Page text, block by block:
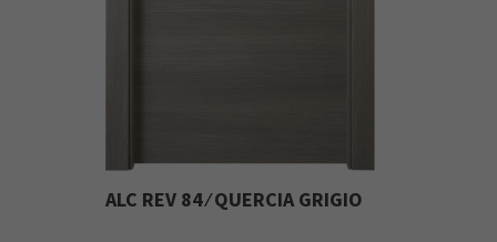
ALC REV 84 ⁄ QUERCIA GRIGIO